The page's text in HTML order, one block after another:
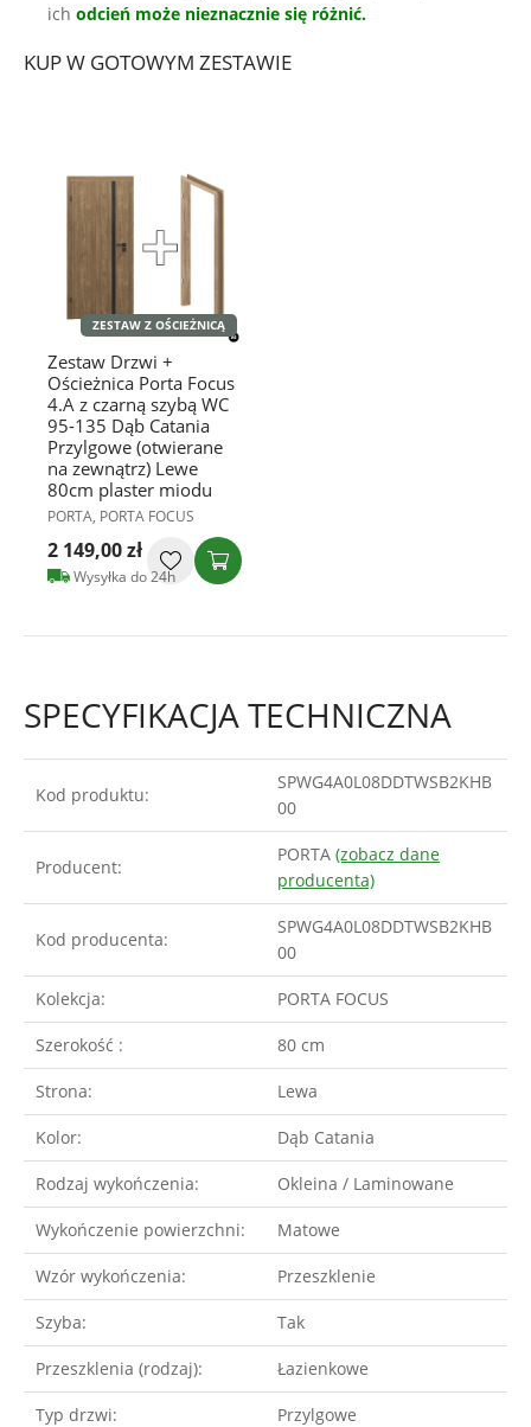
ich odcień może nieznacznie się różnić.
KUP W GOTOWYM ZESTAWIE
ZESTAW Z OŚCIEŻNICĄ
Zestaw Drzwi +
Ościeżnica Porta Focus
4.A z czarną szybą WC
95-135 Dąb Catania
Przylgowe (otwierane
na zewnątrz) Lewe
80cm plaster miodu
PORTA, PORTA FOCUS
2 149,00 zł
Wysyłka do 24h
SPECYFIKACJA TECHNICZNA
Kod produktu:
SPWG4A0L08DDTWSB2KHB
00
Producent:
PORTA (zobacz dane
producenta)
Kod producenta:
SPWG4A0L08DDTWSB2KHB
00
Kolekcja: PORTA FOCUS
Szerokość : 80 cm
Strona: Lewa
Kolor: Dąb Catania
Rodzaj wykończenia: Okleina / Laminowane
Wykończenie powierzchni: Matowe
Wzór wykończenia: Przeszklenie
Szyba: Tak
Przeszklenia (rodzaj): Łazienkowe
Typ drzwi: Przylgowe